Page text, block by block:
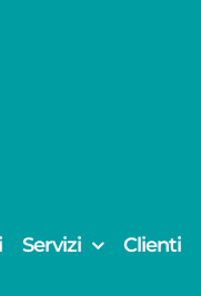
Servizi Clienti